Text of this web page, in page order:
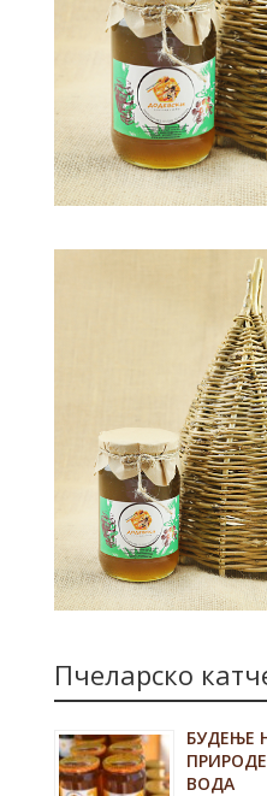
Пчеларско
БУДЕЊЕ
ВОДА